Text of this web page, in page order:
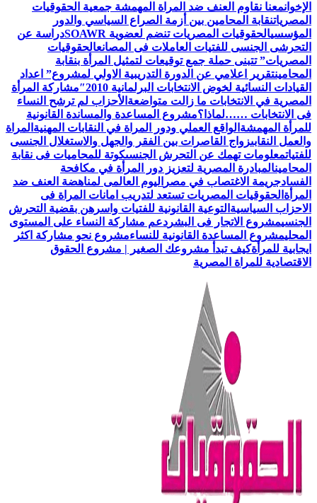
الإخوانمعنا نقاوم العنف ضد المراة المهمشة جمعية الحقوقيات
المصرياتنقابة المحامين بين أزمة الصراع السياسي والدور
المؤسسيالحقوقيات المصريات تنضم لعضوية SOAWR
دراسة عن
التحرشى الجنسى للفتيات العاملات فى المصانعالحقوقيات
المصريات” تتبنى حملة جمع توقيعات لتمثيل المرأة بنقابة
المحامينتقرير اعلامي عن الدورة التدريبية الاولي لمشروع” اعداد
القيادات النسائية لخوض الانتخابات البرلمانية 2010″
مشاركة المرأة
المصرية في الانتخابات ما زالت متواضعة الأحزاب لم ترشح النساء
فى الانتخابات ……لماذا؟مشروع المساعدة والمساندة القانونية
للمرأة المهمشة الواقع العملي ودور المراة في النقابات المهنية المراة
والعمل النقابىزواج القاصرات بين الفقر والجهل والاستغلال الجنسى
للفتياتمعلومات تهمك عن التحرش الجنسىكوتة للمحاميات فى نقابة
المحامينالمبادرة المصرية لتعزيز دور المرأة في مكافحة
الفسادجريمة الاغتصاب في مصر اليوم العالمى لمناهضة العنف ضد
المرأة الحقوقيات المصريات تستعد لتدريب امانات المراة فى
الاحزاب السياسية التوعية القانونية للفتيات واسرهن بقضية التحرش
الجنسيمشروع الاتجار فى البشر دعم مشاركة النساء على المستوى
المحليمشروع المساعدة القانونية للنساءمشروع نحو مشاركة اكثر
ايجابية للمرأةكيف تبدأ مشروعك الصغير | مشروع الحقوق
الاقتصادية للمراة المصرية